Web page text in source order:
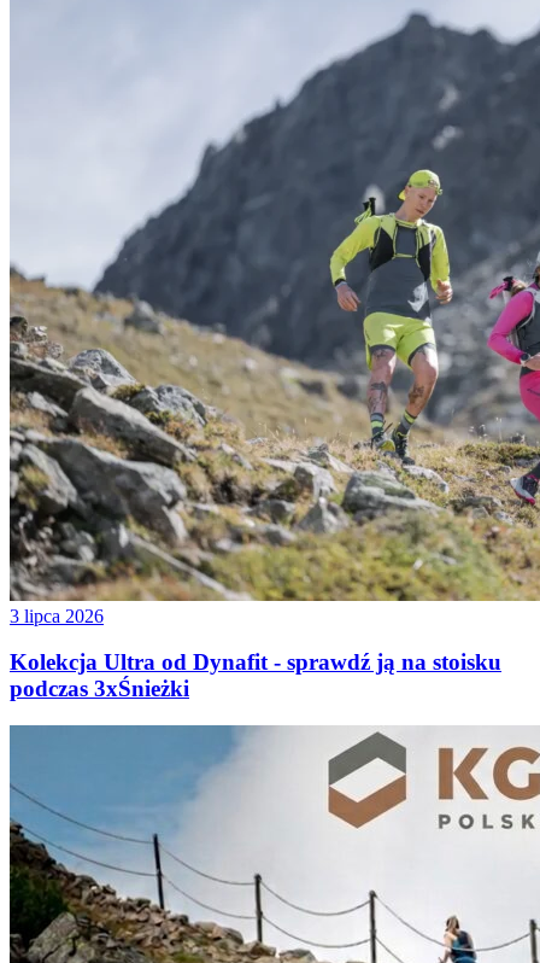
3 lipca 2026
Kolekcja Ultra od Dynafit - sprawdź ją na stoisku
podczas 3xŚnieżki